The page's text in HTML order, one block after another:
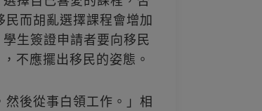
而胡亂選擇課程會增加
生簽證申請者要向移民
不應擺出移民的姿態。
然後從事白領工作。」相